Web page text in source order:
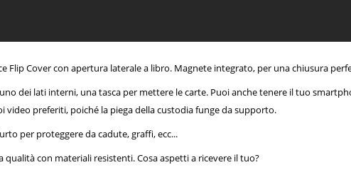
Flip Cover con apertura laterale a libro. Magnete integrato, per una chiusura
dei lati interni, una tasca per mettere le carte. Puoi anche tenere il tuo
video preferiti, poiché la piega della custodia funge da supporto.
per proteggere da cadute, graffi, ecc...
qualità con materiali resistenti. Cosa aspetti a ricevere il tuo?